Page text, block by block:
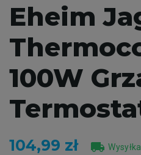
Eheim
100W
104,99 zł local_shipping